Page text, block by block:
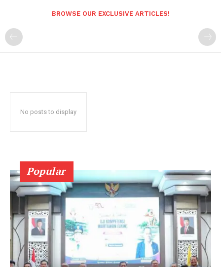
BROWSE OUR EXCLUSIVE ARTICLES!
No posts to display
Popular